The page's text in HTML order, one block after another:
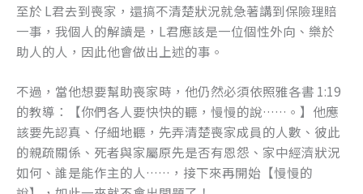
至於 L君去到喪家，還搞不清楚狀況就急著講到保險理賠
一事，我個人的解讀是，L君應該是一位個性外向、樂於
助人的人，因此他會做出上述的事。
不過，當他想要幫助喪家時，他仍然必須依照雅各書 1:19
的教導：【你們各人要快快的聽，慢慢的說……。】他應
該要先認真、仔細地聽，先弄清楚喪家成員的人數、彼此
的親疏關係、死者與家屬原先是否有恩怨、家中經濟狀況
如何、誰是能作主的人……，接下來再開始【慢慢的